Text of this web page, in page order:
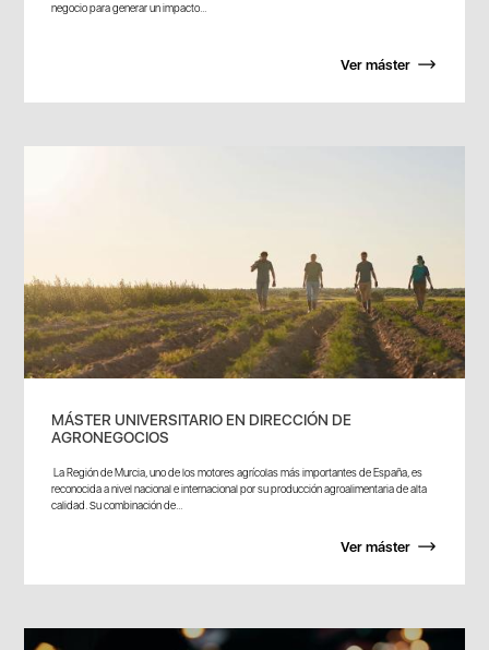
negocio para generar un impacto...
Ver máster
MÁSTER UNIVERSITARIO EN DIRECCIÓN DE
AGRONEGOCIOS
La Región de Murcia, uno de los motores agrícolas más importantes de España, es
reconocida a nivel nacional e internacional por su producción agroalimentaria de alta
calidad. Su combinación de...
Ver máster